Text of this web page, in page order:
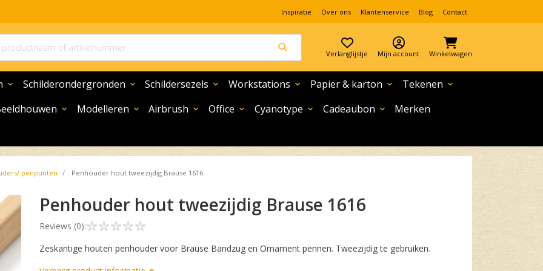
Inspiratie Over ons Klantenservice Blog Contact
Verlanglijstje Mijn account Winkelwagen
expand_more Schilderondergronden expand_more Schildersezels expand_more Workstations expand_more Papier & karton expand_more Tekenen expand_more
expand_more Modelleren expand_more Airbrush expand_more Office expand_more Cyanotype expand_more Cadeaubon expand_more
Merken
penpunten Penhouder hout tweezijdig Brause 1616
Penhouder hout tweezijdig Brause 1616
Reviews (0):
Zeskantige houten penhouder voor Brause Bandzug en Ornament pennen. Tweezijdig te gebruiken.